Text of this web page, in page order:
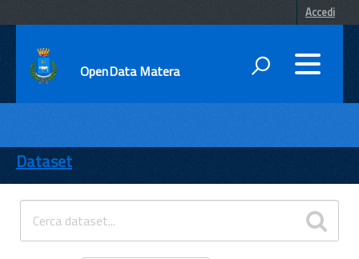
Accedi
OpenData Matera
ENTI
TEMI
INFORMAZIONI
Dataset